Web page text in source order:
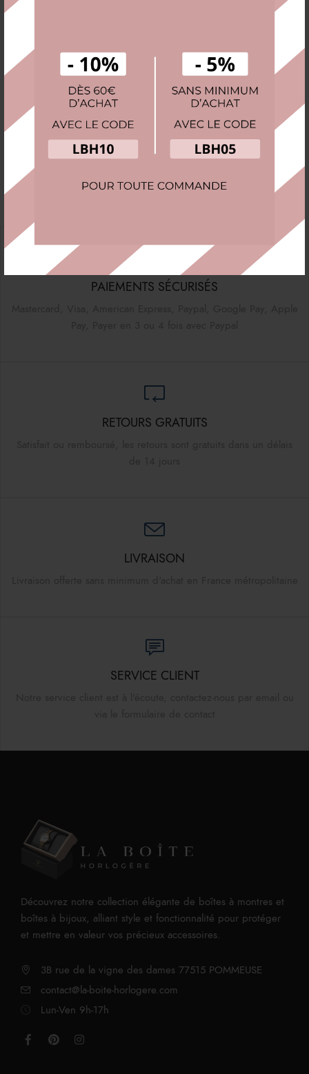
2. Sélectionner le matériau idéal
: Chic et intemporel.
3. Vérifier le système de sécurité
Certains modèles disposent d’une fermeture à clé pour protéger
vos bijoux les plus précieux.
PAIEMENTS SÉCURISÉS
RETOURS GRATUITS
LIVRAISON
SERVICE CLIENT
Découvrez notre collection élégante de boîtes à montres et
boîtes à bijoux, alliant style et fonctionnalité pour protéger
et mettre en valeur vos précieux accessoires.
3B rue de la vigne des dames 77515 POMMEUSE
contact@la-boite-horlogere.com
Lun-Ven 9h-17h